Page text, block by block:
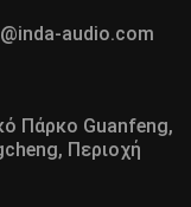
audio.com
Πάρκο Guanfeng,
Περιοχή